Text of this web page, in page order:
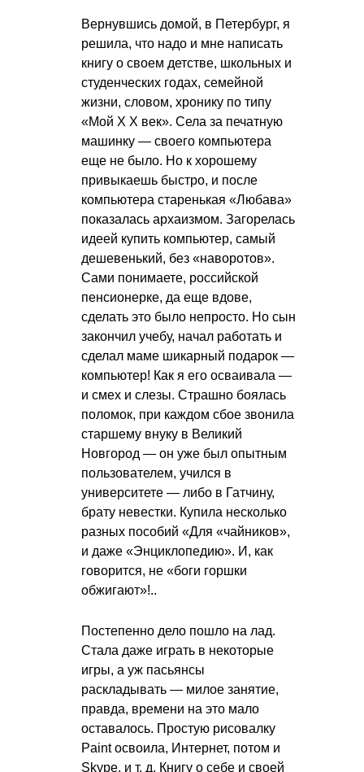
Вернувшись домой, в Петербург, я
решила, что надо и мне написать
книгу о своем детстве, школьных и
студенческих годах, семейной
жизни, словом, хронику по типу
«Мой Х Х век». Села за печатную
машинку — своего компьютера
еще не было. Но к хорошему
привыкаешь быстро, и после
компьютера старенькая «Любава»
показалась архаизмом. Загорелась
идеей купить компьютер, самый
дешевенький, без «наворотов».
Сами понимаете, российской
пенсионерке, да еще вдове,
сделать это было непросто. Но сын
закончил учебу, начал работать и
сделал маме шикарный подарок —
компьютер! Как я его осваивала —
и смех и слезы. Страшно боялась
поломок, при каждом сбое звонила
старшему внуку в Великий
Новгород — он уже был опытным
пользователем, учился в
университете — либо в Гатчину,
брату невестки. Купила несколько
разных пособий «Для «чайников»,
и даже «Энциклопедию». И, как
говорится, не «боги горшки
обжигают»!..
Постепенно дело пошло на лад.
Стала даже играть в некоторые
игры, а уж пасьянсы
раскладывать — милое занятие,
правда, времени на это мало
оставалось. Простую рисовалку
Paint освоила, Интернет, потом и
Skype, и т. д. Книгу о себе и своей